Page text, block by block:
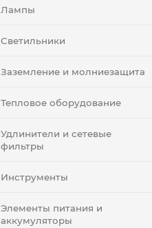
Лампы
Светильники
Заземление и молниезащита
Тепловое оборудование
Удлинители и сетевые
фильтры
Инструменты
Элементы питания и
аккумуляторы